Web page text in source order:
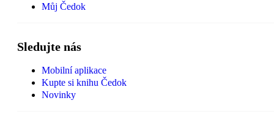
Můj Čedok
Sledujte nás
Mobilní aplikace
Kupte si knihu Čedok
Novinky